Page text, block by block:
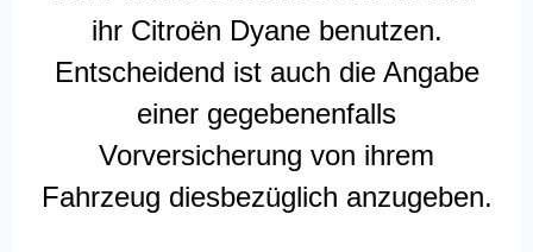
ihr Citroën Dyane benutzen.
Entscheidend ist auch die Angabe
einer gegebenenfalls
Vorversicherung von ihrem
Fahrzeug diesbezüglich anzugeben.